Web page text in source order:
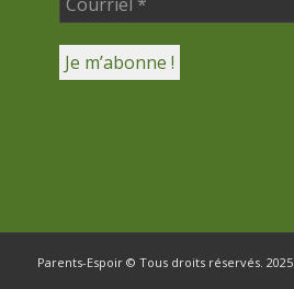
Parents-Espoir © Tous droits réservés. 2025